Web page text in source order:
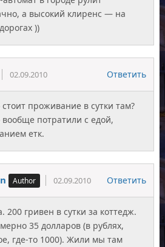
а высокий клиренс — на
))
02.09.2010 Ответить
стоит проживание в сутки там?
вообще потратили с едой,
етк.
02.09.2010 Ответить
200 гривен в сутки за коттедж.
35 долларов (в рублях,
где-то 1000). Жили мы там